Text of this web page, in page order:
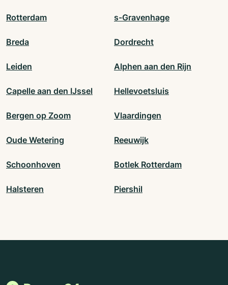
Rotterdam s-Gravenhage
Breda Dordrecht
Leiden Alphen aan den Rijn
Capelle aan den IJssel Hellevoetsluis
Bergen op Zoom Vlaardingen
Oude Wetering Reeuwijk
Schoonhoven Botlek Rotterdam
Halsteren Piershil